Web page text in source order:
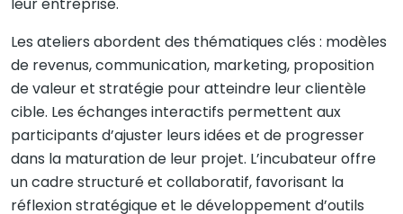
leur entreprise.
Les ateliers abordent des thématiques clés : modèles
de revenus, communication, marketing, proposition
de valeur et stratégie pour atteindre leur clientèle
cible. Les échanges interactifs permettent aux
participants d’ajuster leurs idées et de progresser
dans la maturation de leur projet. L’incubateur offre
un cadre structuré et collaboratif, favorisant la
réflexion stratégique et le développement d’outils